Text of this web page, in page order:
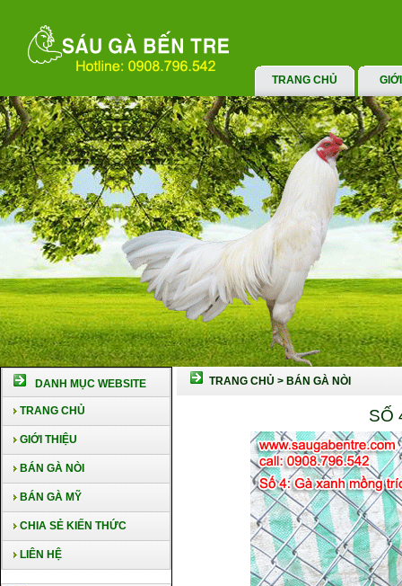
TRANG CHỦ
DANH MỤC WEBSITE
TRANG CHỦ
GIỚI THIỆU
BÁN GÀ NÒI
BÁN GÀ MỸ
CHIA SẺ KIẾN THỨC
LIÊN HỆ
TRANG CHỦ > BÁN GÀ NÒI
SỐ